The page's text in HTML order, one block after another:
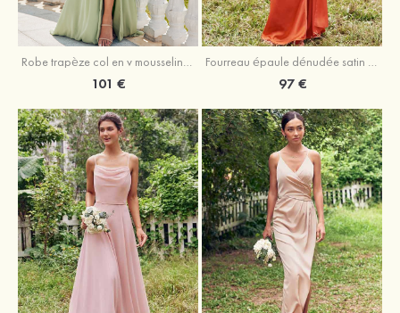
Robe trapèze col en v mousseline ras du sol robe de demoiselle d'honneur
101 €
Fourreau épaule dénudée satin extensible ras du sol robe de demoiselle d'honneur
97 €